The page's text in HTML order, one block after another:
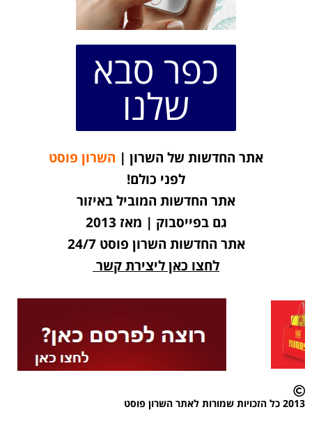
כפר סבא
שלנו
אתר החדשות של השרון | השרון פוסט
לפני כולם!
אתר החדשות המוביל באיזור
גם בפייסבוק | מאז 2013
אתר החדשות השרון פוסט 24/7
לחצו כאן ליצירת קשר
2013 כל הזכויות שמורות לאתר השרון פוסט